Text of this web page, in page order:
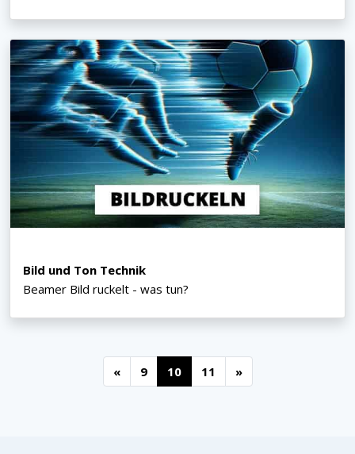
Bild und Ton Technik
Beamer Bild ruckelt - was tun?
« 9 10 11 »